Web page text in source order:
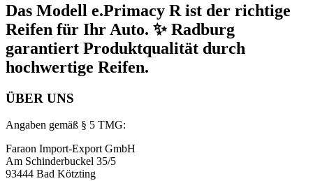
Das Modell e.Primacy R ist der richtige
Reifen für Ihr Auto. ✨ Radburg
garantiert Produktqualität durch
hochwertige Reifen.
ÜBER UNS
Angaben gemäß § 5 TMG:
Faraon Import-Export GmbH
Am Schinderbuckel 35/5
93444 Bad Kötzting